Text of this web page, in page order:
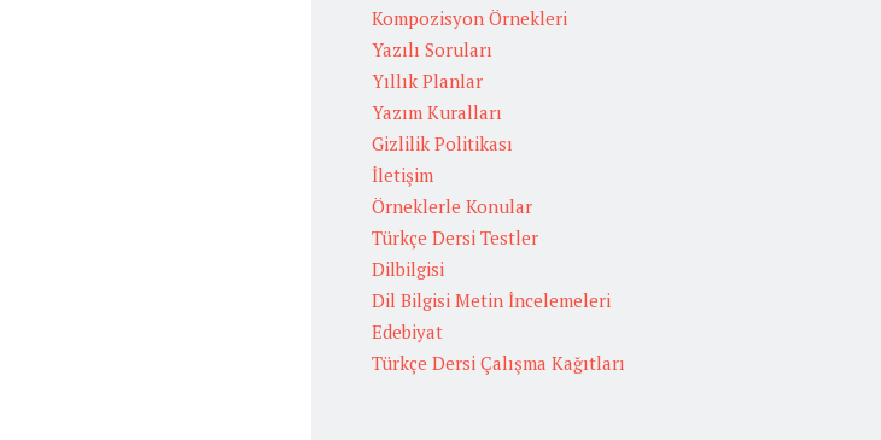
Kompozisyon Örnekleri
Yazılı Soruları
Yıllık Planlar
Yazım Kuralları
Gizlilik Politikası
İletişim
Örneklerle Konular
Türkçe Dersi Testler
Dilbilgisi
Dil Bilgisi Metin İncelemeleri
Edebiyat
Türkçe Dersi Çalışma Kağıtları